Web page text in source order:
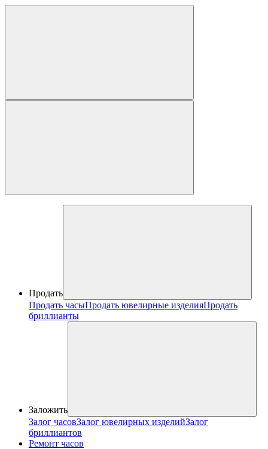
Продать
Продать часыПродать ювелирные изделияПродать
бриллианты
Заложить
Залог часовЗалог ювелирных изделийЗалог
бриллиантов
Ремонт часов